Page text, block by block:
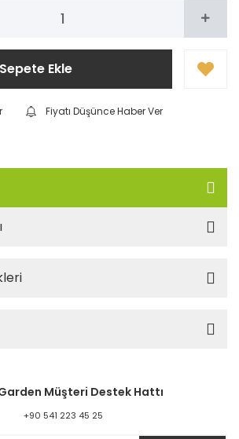
Sepete Ekle
Fiyatı Düşünce Haber Ver
Müşteri Destek Hattı
+90 541 223 45 25